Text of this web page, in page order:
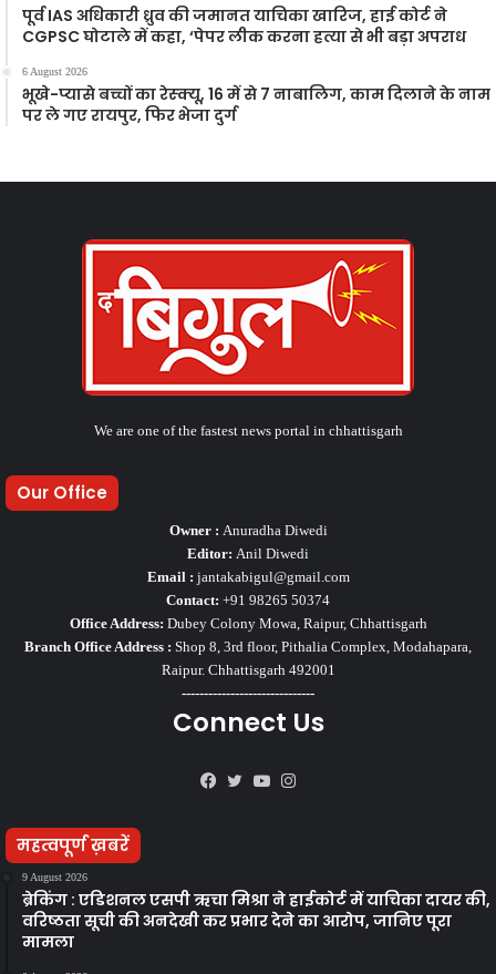
पूर्व IAS अधिकारी ध्रुव की जमानत याचिका खारिज, हाई कोर्ट ने
CGPSC घोटाले में कहा, ‘पेपर लीक करना हत्या से भी बड़ा अपराध
6 August 2026
भूखे-प्यासे बच्चों का रेस्क्यू, 16 में से 7 नाबालिग, काम दिलाने के नाम
पर ले गए रायपुर, फिर भेजा दुर्ग
We are one of the fastest news portal in chhattisgarh
Our Office
Owner : Anuradha Diwedi
Editor: Anil Diwedi
Email : jantakabigul@gmail.com
Contact: +91 98265 50374
Office Address: Dubey Colony Mowa, Raipur, Chhattisgarh
Branch Office Address : Shop 8, 3rd floor, Pithalia Complex, Modahapara,
Raipur. Chhattisgarh 492001
------------------------------
Connect Us
Facebook
TwitterYouTube
महत्वपूर्ण ख़बरें
9 August 2026
ब्रेकिंग : एडिशनल एसपी ऋचा मिश्रा ने हाईकोर्ट में याचिका दायर की,
वरिष्ठता सूची की अनदेखी कर प्रभार देने का आरोप, जानिए पूरा
मामला